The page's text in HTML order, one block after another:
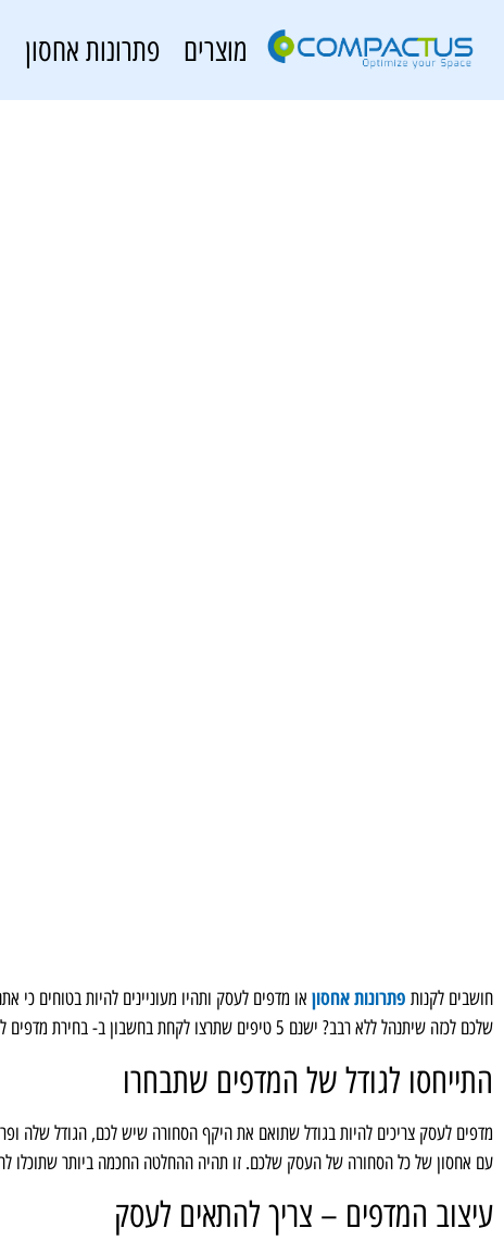
מוצרים פתרונות אחסון
חושבים לקנות פתרונות אחסון או מדפים לעסק ותהיו מעוניינים להיות בטוחים
שלכם לכזה שיתנהל ללא רבב? ישנם 5 טיפים שתרצו לקחת בחשבון ב- בחירת מדפים לעסק וזאת כדי שתוכלו לבחור במדפים המתאימים ביותר!
התייחסו לגודל של המדפים שתבחרו
מדפים לעסק צריכים להיות בגודל שתואם את היקף הסחורה שיש לכם, הגודל שלה
עם אחסון של כל הסחורה של העסק שלכם. זו תהיה ההחלטה החכמה ביותר שתוכלו
עיצוב המדפים – צריך להתאים לעסק